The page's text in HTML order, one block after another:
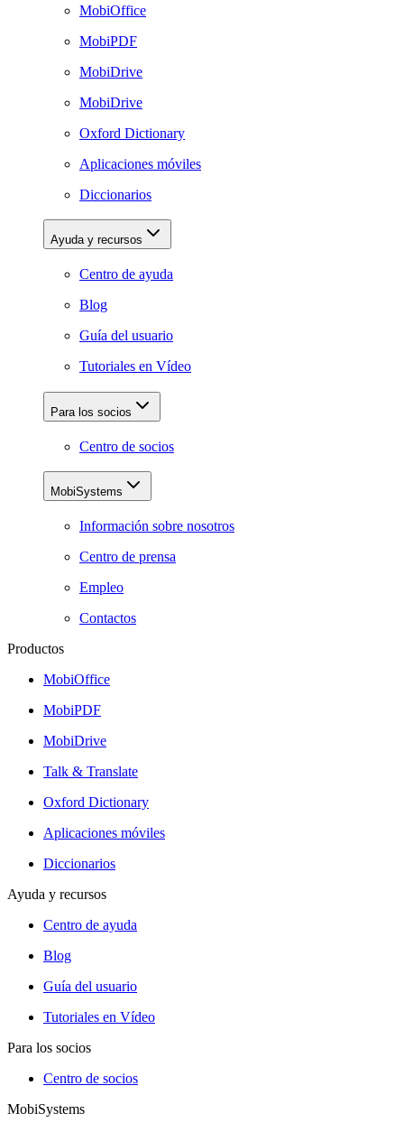
MobiOffice
MobiPDF
MobiDrive
MobiDrive
Oxford Dictionary
Aplicaciones móviles
Diccionarios
Ayuda y recursos
Centro de ayuda
Blog
Guía del usuario
Tutoriales en Vídeo
Para los socios
Centro de socios
MobiSystems
Información sobre nosotros
Centro de prensa
Empleo
Contactos
Productos
MobiOffice
MobiPDF
MobiDrive
Talk & Translate
Oxford Dictionary
Aplicaciones móviles
Diccionarios
Ayuda y recursos
Centro de ayuda
Blog
Guía del usuario
Tutoriales en Vídeo
Para los socios
Centro de socios
MobiSystems